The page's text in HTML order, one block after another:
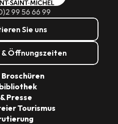
99 56 66 99
Sie uns
& Öffnungszeiten
Broschüren
Presse
Tourismus